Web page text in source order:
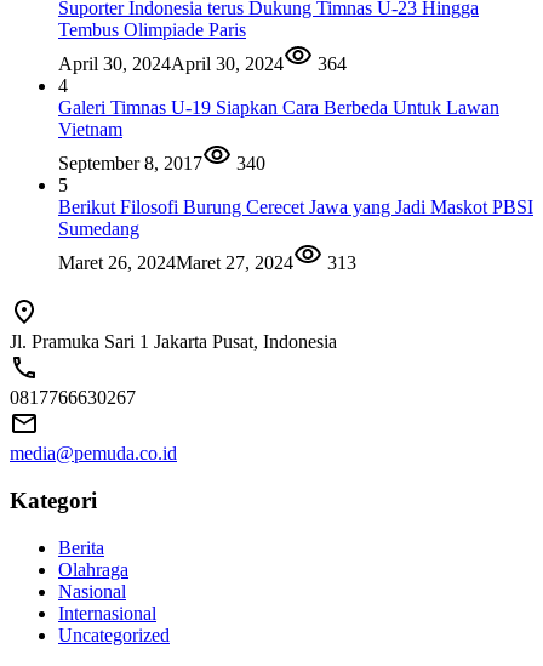
Suporter Indonesia terus Dukung Timnas U-23 Hingga
Tembus Olimpiade Paris
April 30, 2024April 30, 2024
364
4
Galeri Timnas U-19 Siapkan Cara Berbeda Untuk Lawan
Vietnam
September 8, 2017
340
5
Berikut Filosofi Burung Cerecet Jawa yang Jadi Maskot PBSI
Sumedang
Maret 26, 2024Maret 27, 2024 313
Jl. Pramuka Sari 1 Jakarta Pusat, Indonesia
0817766630267
media@pemuda.co.id
Kategori
Berita
Olahraga
Nasional
Internasional
Uncategorized